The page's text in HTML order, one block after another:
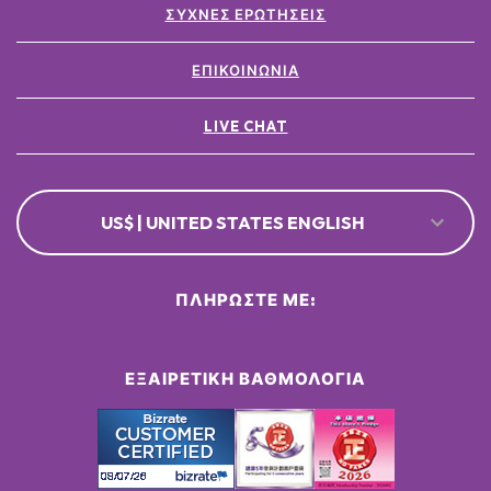
POTASSIUM SORBATE ●
[+/- MAY CONTAIN
CI 77891 / TITANIUM DIOXIDE ●
ΣΥΧΝΈΣ ΕΡΩΤΉΣΕΙΣ
ΕΠΙΚΟΙΝΩΝΊΑ
LIVE CHAT
US$ | UNITED STATES ENGLISH
ΕΞΑΙΡΕΤΙΚΉ ΒΑΘΜΟΛΟΓΊΑ
ΠΛΗΡΏΣΤΕ ΜΕ: